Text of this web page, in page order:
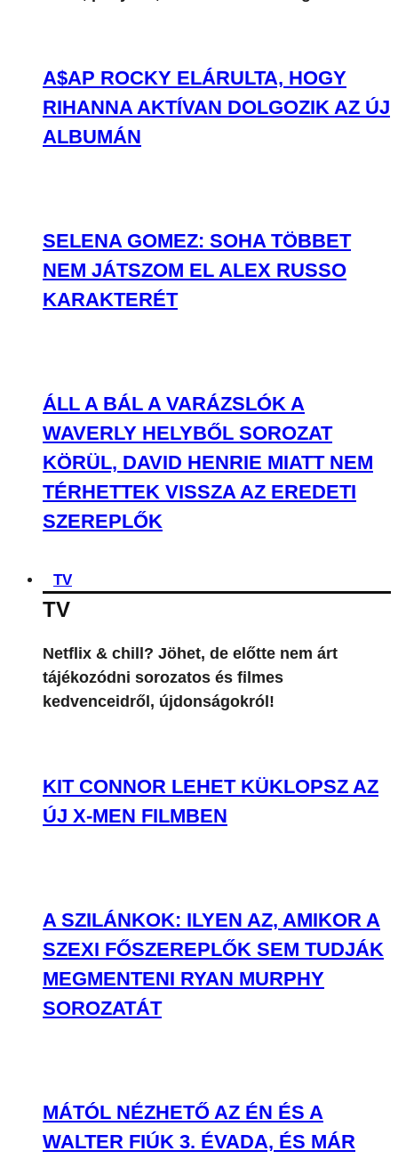
A$AP ROCKY ELÁRULTA, HOGY
RIHANNA AKTÍVAN DOLGOZIK AZ ÚJ
ALBUMÁN
SELENA GOMEZ: SOHA TÖBBET
NEM JÁTSZOM EL ALEX RUSSO
KARAKTERÉT
ÁLL A BÁL A VARÁZSLÓK A
WAVERLY HELYBŐL SOROZAT
KÖRÜL, DAVID HENRIE MIATT NEM
TÉRHETTEK VISSZA AZ EREDETI
SZEREPLŐK
TV
TV
Netflix & chill? Jöhet, de előtte nem árt
tájékozódni sorozatos és filmes
kedvenceidről, újdonságokról!
KIT CONNOR LEHET KÜKLOPSZ AZ
ÚJ X-MEN FILMBEN
A SZILÁNKOK: ILYEN AZ, AMIKOR A
SZEXI FŐSZEREPLŐK SEM TUDJÁK
MEGMENTENI RYAN MURPHY
SOROZATÁT
MÁTÓL NÉZHETŐ AZ ÉN ÉS A
WALTER FIÚK 3. ÉVADA, ÉS MÁR